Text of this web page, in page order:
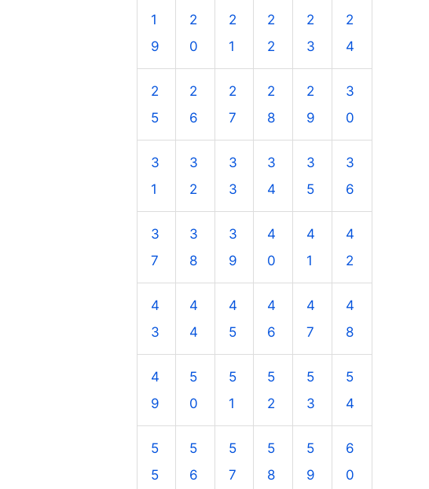
1
9
2
0
2
1
2
2
2
3
2
4
2
5
2
6
2
7
2
8
2
9
3
0
3
1
3
2
3
3
3
4
3
5
3
6
3
7
3
8
3
9
4
0
4
1
4
2
4
3
4
4
4
5
4
6
4
7
4
8
4
9
5
0
5
1
5
2
5
3
5
4
5
5
5
6
5
7
5
8
5
9
6
0